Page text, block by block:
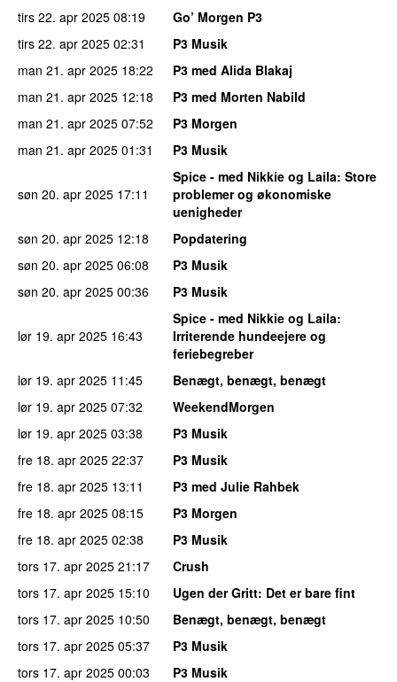
tirs 22. apr 2025 08:19
Go’ Morgen P3
tirs 22. apr 2025 02:31
P3 Musik
man 21. apr 2025 18:22
P3 med Alida Blakaj
man 21. apr 2025 12:18
P3 med Morten Nabild
man 21. apr 2025 07:52
P3 Morgen
man 21. apr 2025 01:31 P3 Musik
søn 20. apr 2025 17:11
Spice - med Nikkie og Laila: Store
problemer og økonomiske
uenigheder
søn 20. apr 2025 12:18
Popdatering
søn 20. apr 2025 06:08
P3 Musik
søn 20. apr 2025 00:36 P3 Musik
lør 19. apr 2025 16:43
Spice - med Nikkie og Laila:
Irriterende hundeejere og
feriebegreber
lør 19. apr 2025 11:45
Benægt, benægt, benægt
lør 19. apr 2025 07:32
WeekendMorgen
lør 19. apr 2025 03:38
P3 Musik
fre 18. apr 2025 22:37
P3 Musik
fre 18. apr 2025 13:11
P3 med Julie Rahbek
fre 18. apr 2025 08:15
P3 Morgen
fre 18. apr 2025 02:38
P3 Musik
tors 17. apr 2025 21:17
Crush
tors 17. apr 2025 15:10 Ugen der Gritt: Det er bare fint
tors 17. apr 2025 10:50
Benægt, benægt, benægt
tors 17. apr 2025 05:37
P3 Musik
tors 17. apr 2025 00:03 P3 Musik